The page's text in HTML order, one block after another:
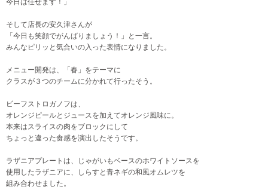
今日は任せます！」
そして店長の安久津さんが
「今日も笑顔でがんばりましょう！」と一言。
みんなピリッと気合いの入った表情になりました。
メニュー開発は、「春」をテーマに
クラスが３つのチームに分かれて行ったそう。
ビーフストロガノフは、
オレンジピールとジュースを加えてオレンジ風味に。
本来はスライスの肉をブロックにして
ちょっと違った食感を演出したそうです。
ラザニアプレートは、じゃがいもベースのホワイトソースを
使用したラザニアに、しらすと青ネギの和風オムレツを
組み合わせました。